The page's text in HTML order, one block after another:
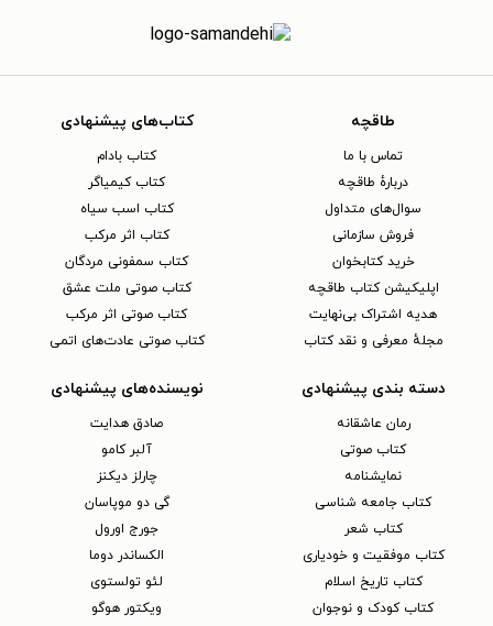
طاقچه
تماس با ما
دربارهٔ طاقچه
سوال‌های متداول
فروش سازمانی
خرید کتابخوان
اپلیکیشن کتاب طاقچه
هدیه اشتراک بی‌نهایت
مجلهٔ معرفی و نقد کتاب
کتاب‌های پیشنهادی
کتاب بادام
کتاب کیمیاگر
کتاب اسب سیاه
کتاب اثر مرکب
کتاب سمفونی مردگان
کتاب صوتی ملت عشق
کتاب صوتی اثر مرکب
کتاب صوتی عادت‌های اتمی
دسته بندی پیشنهادی
رمان عاشقانه
کتاب‌ صوتی
نمایشنامه
کتاب جامعه شناسی
کتاب شعر
کتاب موفقیت و خودیاری
کتاب تاریخ اسلام
کتاب کودک و نوجوان
نویسنده‌های پیشنهادی
صادق هدایت
آلبر کامو
چارلز دیکنز
گی دو موپاسان
جورج اورول
الکساندر دوما
لئو تولستوی
ویکتور هوگو